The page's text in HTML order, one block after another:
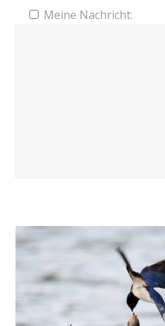
Meine Nachricht: